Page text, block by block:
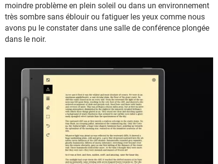
moindre problème en plein soleil ou dans un environnement
très sombre sans éblouir ou fatiguer les yeux comme nous
avons pu le constater dans une salle de conférence plongée
dans le noir.